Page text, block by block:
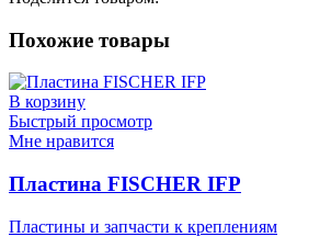
Похожие товары
В корзину
Быстрый просмотр
Мне нравится
Пластина FISCHER IFP
Пластины и запчасти к креплениям